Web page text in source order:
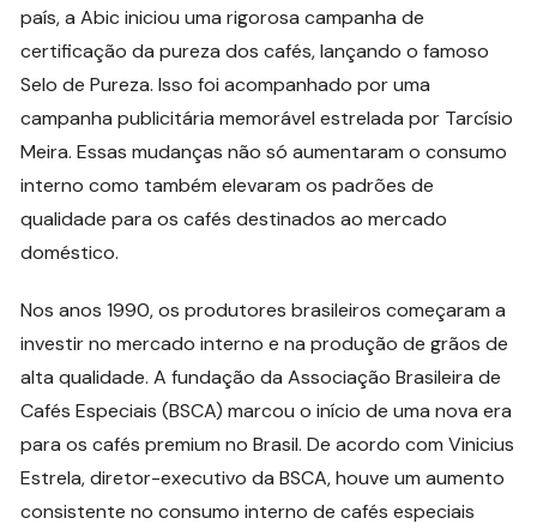
país, a Abic iniciou uma rigorosa campanha de
certificação da pureza dos cafés, lançando o famoso
Selo de Pureza. Isso foi acompanhado por uma
campanha publicitária memorável estrelada por Tarcísio
Meira. Essas mudanças não só aumentaram o consumo
interno como também elevaram os padrões de
qualidade para os cafés destinados ao mercado
doméstico.
Nos anos 1990, os produtores brasileiros começaram a
investir no mercado interno e na produção de grãos de
alta qualidade. A fundação da Associação Brasileira de
Cafés Especiais (BSCA) marcou o início de uma nova era
para os cafés premium no Brasil. De acordo com Vinicius
Estrela, diretor-executivo da BSCA, houve um aumento
consistente no consumo interno de cafés especiais